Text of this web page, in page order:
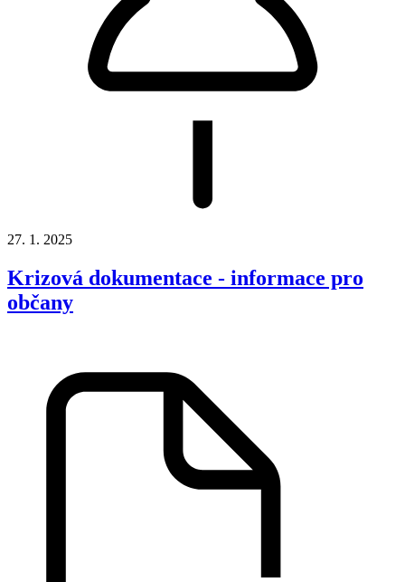
27. 1. 2025
Krizová dokumentace - informace pro
občany